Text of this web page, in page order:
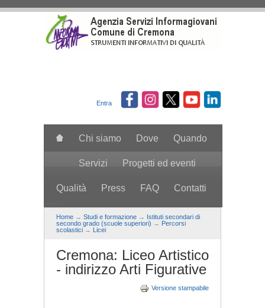
Entra
Chi siamo Dove Quando
Servizi Progetti ed eventi
Qualità Press FAQ Contatti
Home → Studi e formazione → Istituti secondari di
secondo grado (scuole superiori) → Percorsi
scolastici → Licei
Cremona: Liceo Artistico
- indirizzo Arti Figurative
Versione stampabile